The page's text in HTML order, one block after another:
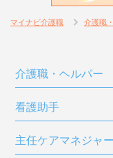
マイナビ介護職 介護職
介護職・ヘルパー
看護助手
主任ケアマネジャー